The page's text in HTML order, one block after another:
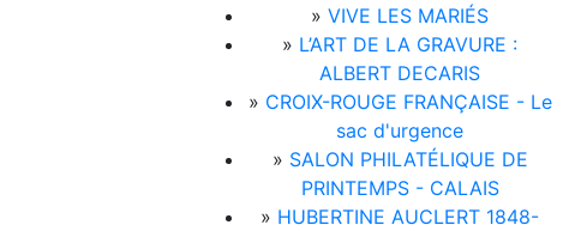
» VIVE LES MARIÉS
» L’ART DE LA GRAVURE :
ALBERT DECARIS
» CROIX-ROUGE FRANÇAISE - Le
sac d'urgence
» SALON PHILATÉLIQUE DE
PRINTEMPS - CALAIS
» HUBERTINE AUCLERT 1848-